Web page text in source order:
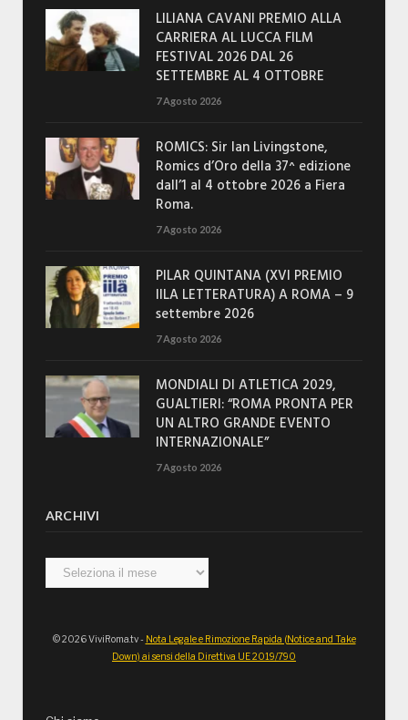
LILIANA CAVANI PREMIO ALLA
CARRIERA AL LUCCA FILM
FESTIVAL 2026 DAL 26
SETTEMBRE AL 4 OTTOBRE
7 Agosto 2026
ROMICS: Sir Ian Livingstone,
Romics d’Oro della 37^ edizione
dall’1 al 4 ottobre 2026 a Fiera
Roma.
7 Agosto 2026
PILAR QUINTANA (XVI PREMIO
IILA LETTERATURA) A ROMA – 9
settembre 2026
7 Agosto 2026
MONDIALI DI ATLETICA 2029,
GUALTIERI: “ROMA PRONTA PER
UN ALTRO GRANDE EVENTO
INTERNAZIONALE”
7 Agosto 2026
ARCHIVI
Archivi
© 2026 ViviRoma.tv - Nota Legale e Rimozione Rapida (Notice and Take
Down) ai sensi della Direttiva UE 2019/790